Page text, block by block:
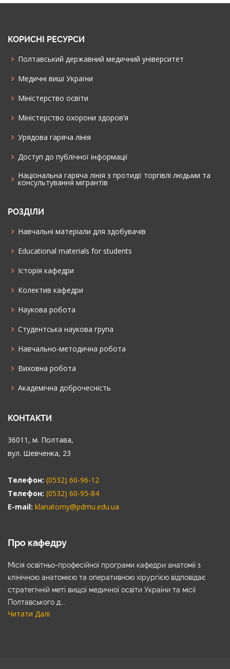
КОРИСНІ РЕСУРСИ
Полтавський державний медичний університет
Медичні виші України
Міністерство освіти
Міністерство охорони здоров’я
Урядова гаряча лінія
Доступ до публічної інформації
Національна гаряча лінія з протидії торгівлі людьми та
консультування мiгрантiв
РОЗДІЛИ
Навчальні матеріали для здобувачів
Educational materials for students
Історія кафедри
Колектив кафедри
Наукова робота
Cтудентська наукова група
Навчально-методична робота
Виховна робота
Академічна доброчесність
КОНТАКТИ
36011, м. Полтава,
вул. Шевченка, 23
Телефон: (0532) 60-96-12
Телефон: (0532) 60-95-84
E-mail: klanatomy@pdmu.edu.ua
Про кафедру
Місія освітньо-професійної програми кафедри анатомії з
клінічною анатомією та оперативною хірургією відповідає
стратегічній меті вищої медичної освіти України та місії
Полтавського д...
Читати Далі